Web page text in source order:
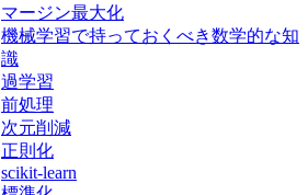
マージン最大化
機械学習で持っておくべき数学的な知
識
過学習
前処理
次元削減
正則化
scikit-learn